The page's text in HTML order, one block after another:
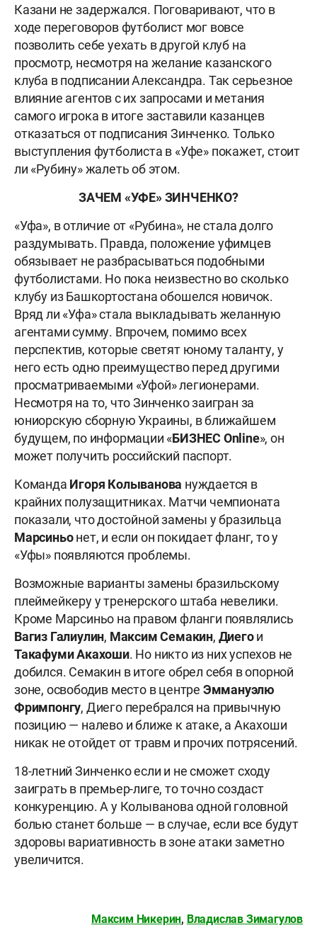
Казани не задержался. Поговаривают, что в
ходе переговоров футболист мог вовсе
позволить себе уехать в другой клуб на
просмотр, несмотря на желание казанского
клуба в подписании Александра. Так серьезное
влияние агентов с их запросами и метания
самого игрока в итоге заставили казанцев
отказаться от подписания Зинченко. Только
выступления футболиста в «Уфе» покажет, стоит
ли «Рубину» жалеть об этом.
ЗАЧЕМ «УФЕ» ЗИНЧЕНКО?
«Уфа», в отличие от «Рубина», не стала долго
раздумывать. Правда, положение уфимцев
обязывает не разбрасываться подобными
футболистами. Но пока неизвестно во сколько
клубу из Башкортостана обошелся новичок.
Вряд ли «Уфа» стала выкладывать желанную
агентами сумму. Впрочем, помимо всех
перспектив, которые светят юному таланту, у
него есть одно преимущество перед другими
просматриваемыми «Уфой» легионерами.
Несмотря на то, что Зинченко заигран за
юниорскую сборную Украины, в ближайшем
будущем, по информации «БИЗНЕС Online», он
может получить российский паспорт.
Команда Игоря Колыванова нуждается в
крайних полузащитниках. Матчи чемпионата
показали, что достойной замены у бразильца
Марсиньонет, и если он покидает фланг, то у
«Уфы» появляются проблемы.
Возможные варианты замены бразильскому
плеймейкеру у тренерского штаба невелики.
Кроме Марсиньо на правом фланги появлялись
Вагиз Галиулин, Максим Семакин, Диегои
Такафуми Акахоши. Но никто из них успехов не
добился. Семакин в итоге обрел себя в опорной
зоне, освободив место в центре Эммануэлю
Фримпонгу, Диего перебрался на привычную
позицию — налево и ближе к атаке, а Акахоши
никак не отойдет от травм и прочих потрясений.
18-летний Зинченко если и не сможет сходу
заиграть в премьер-лиге, то точно создаст
конкуренцию. А у Колыванова одной головной
болью станет больше — в случае, если все будут
здоровы вариативность в зоне атаки заметно
увеличится.
Максим Никерин, Владислав Зимагулов